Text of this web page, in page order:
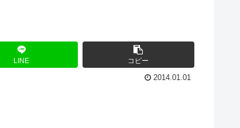
LINE コピー
2014.01.01